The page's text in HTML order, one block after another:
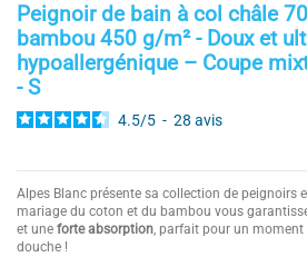
Peignoir de bain à col châle
bambou 450 g/m² - Doux et
hypoallergénique – Coupe
- S
4.5/5 - 28 avis
Alpes Blanc présente sa collection de peignoirs
mariage du coton et du bambou vous
et une forte absorption, parfait pour un
douche !